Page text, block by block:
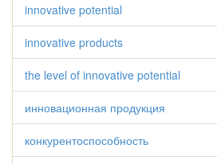
innovative potential
innovative products
the level of innovative potential
инновационная продукция
конкурентоспособность